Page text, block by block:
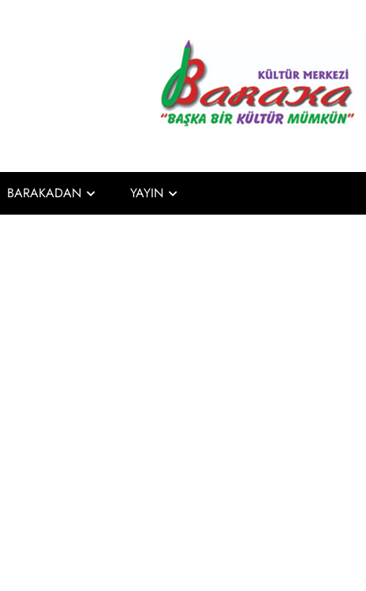
Baraka
BARAKADAN YAYIN